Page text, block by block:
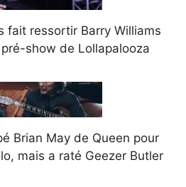
fait ressortir Barry Williams
show de Lollapalooza
Brian May de Queen pour
mais a raté Geezer Butler